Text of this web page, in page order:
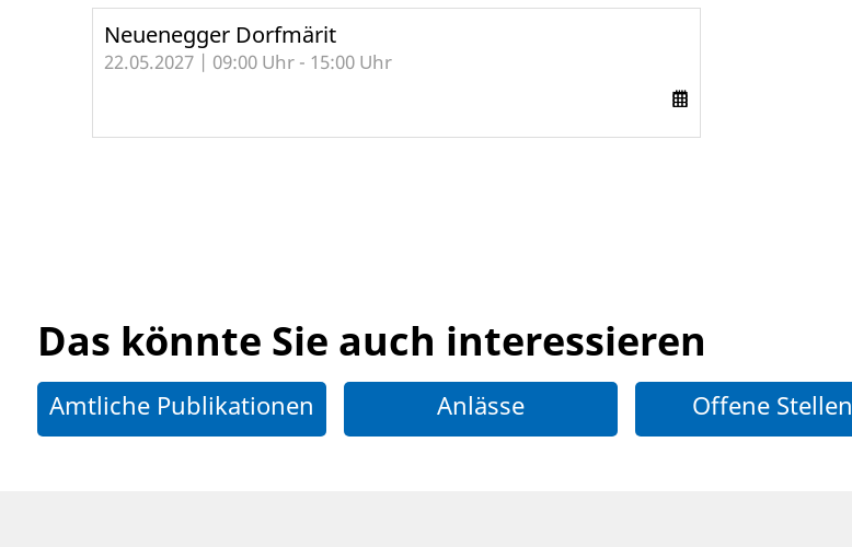
Neuenegger Dorfmärit
22.05.2027 | 09:00 Uhr - 15:00 Uhr
Das könnte Sie auch interessieren
Amtliche Publikationen Anlässe Offene Stellen